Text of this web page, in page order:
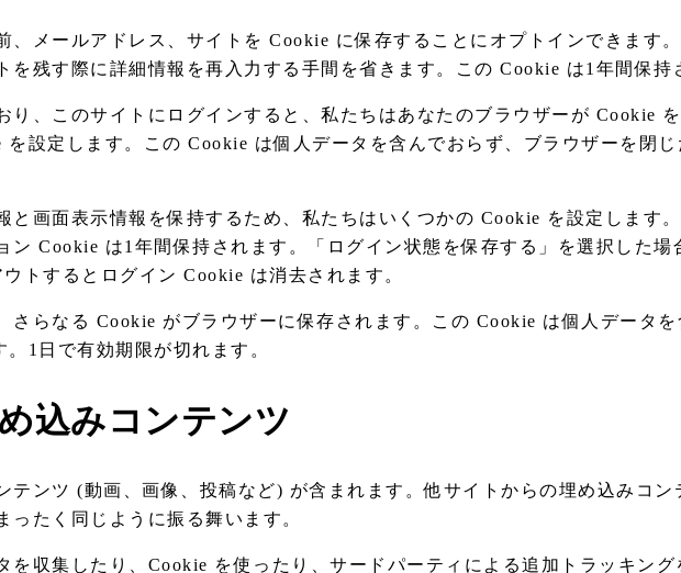
、メールアドレス、サイトを Cookie に保存することにオプトインできます
を残す際に詳細情報を再入力する手間を省きます。この Cookie は1年間保持
り、このサイトにログインすると、私たちはあなたのブラウザーが Cookie
設定します。この Cookie は個人データを含んでおらず、ブラウザーを閉じ
と画面表示情報を保持するため、私たちはいくつかの Cookie を設定します
ン Cookie は1年間保持されます。「ログイン状態を保存する」を選択した場
トするとログイン Cookie は消去されます。
さらなる Cookie がブラウザーに保存されます。この Cookie は個人データを
1日で有効期限が切れます。
込みコンテンツ
テンツ (動画、画像、投稿など) が含まれます。他サイトからの埋め込みコン
たく同じように振る舞います。
を収集したり、Cookie を使ったり、サードパーティによる追加トラッキング